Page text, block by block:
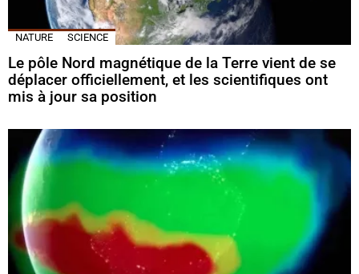
NATURE SCIENCE
Le pôle Nord magnétique de la Terre vient de se
déplacer officiellement, et les scientifiques ont
mis à jour sa position